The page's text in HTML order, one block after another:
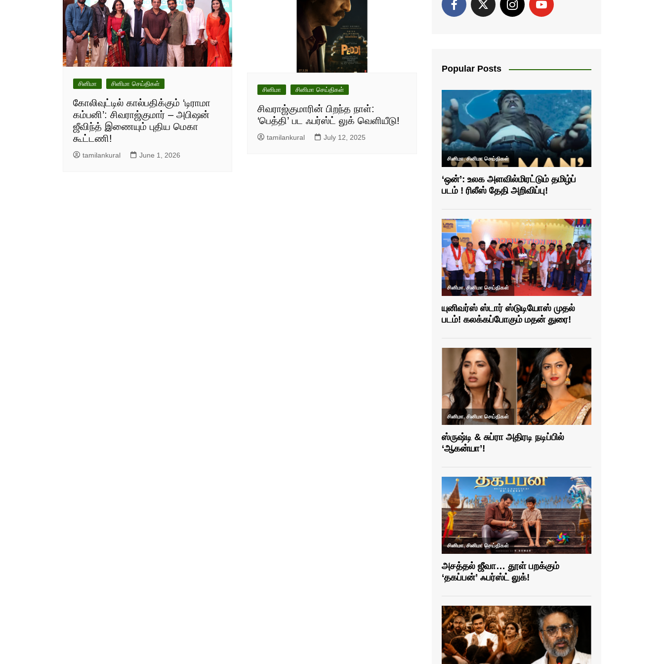
சினிமா சினிமா செய்திகள்
கோலிவுட்டில் கால்பதிக்கும் ‘டிராமா
கம்பனி’: சிவராஜ்குமார் – அபிஷன்
ஜீவிந்த் இணையும் புதிய மெகா
கூட்டணி!
tamilankural June 1, 2026
சினிமா சினிமா செய்திகள்
சிவராஜ்குமாரின் பிறந்த நாள்:
‘பெத்தி’ பட ஃபர்ஸ்ட் லுக் வெளியீடு!
tamilankural July 12, 2025
Popular Posts